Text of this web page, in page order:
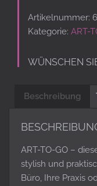
Artikelnummer:
Kategorie: ART-
WÜNSCHEN
Beschreibung
ART-TO-GO –
stylish und
Büro, Ihre Praxis